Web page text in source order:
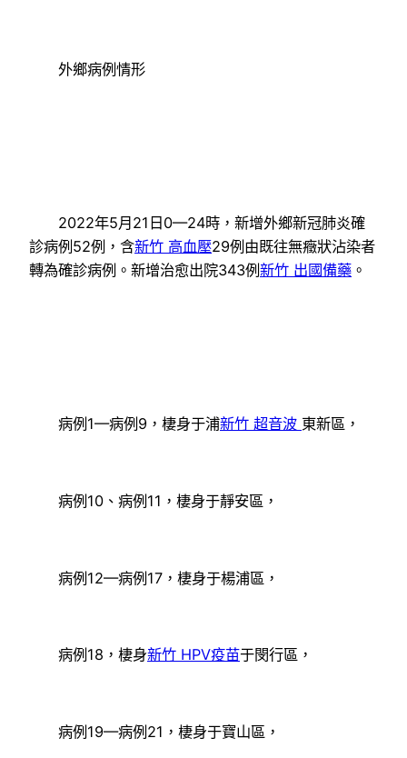
外鄉病例情形
2022年5月21日0—24時，新增外鄉新冠肺炎確
診病例52例，含新竹 高血壓29例由既往無癥狀沾染者
轉為確診病例。新增治愈出院343例 新竹 出國備藥 。
病例1—病例9，棲身于浦新竹 超音波 東新區，
病例10、病例11，棲身于靜安區，
病例12—病例17，棲身于楊浦區，
病例18，棲身新竹 HPV疫苗于閔行區，
病例19—病例21，棲身于寶山區，